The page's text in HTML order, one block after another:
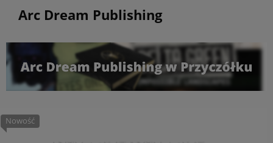
Arc Dream Publishing
nowość